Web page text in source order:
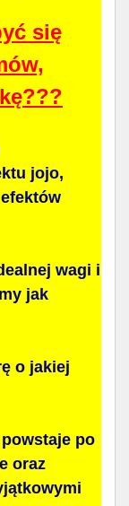
się
jojo,
wagi i
jak
o jakiej
po
oraz